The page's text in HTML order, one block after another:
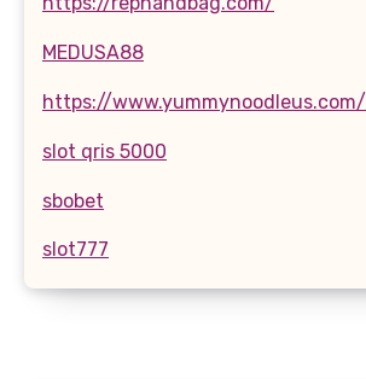
MEDUSA88
https://www.yummynoodleus.com/
slot qris 5000
sbobet
slot777